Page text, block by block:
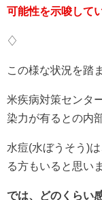
可能性を示唆して
♢
この様な状況を踏
米疾病対策センタ
染力が有るとの内
水痘(水ぼうそう)
る方もいると思い
では、どのくらい